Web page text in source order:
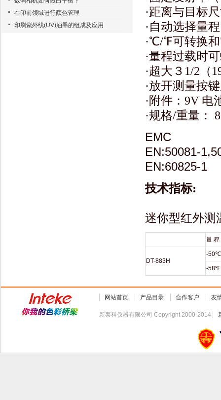
在印前领域进行颜色管理
印刷紫外线(UV)油墨的组成及应用
·距离与目标
·自动选择量
·℃/℉可转换
·量程过载时
·超大３1/2（
·放开测量按
·附件：9V 电
·规格/重量：
EMC
EN:50081-
EN:60825-1
技术指标:
迷你型红外测
量 程
DT-883H
-
-58℉
网站首页 产品目录 合作客户 友
新泰科仪器有限公司 Copyright 2000-2014